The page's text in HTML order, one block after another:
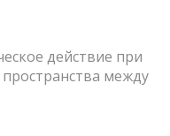
действие при
между